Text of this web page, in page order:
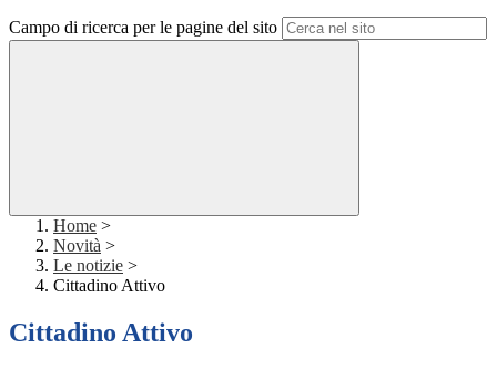
Campo di ricerca per le pagine del sito
Home >
Novità >
Le notizie >
Cittadino Attivo
Cittadino Attivo